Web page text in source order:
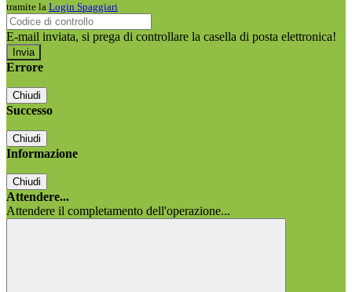
tramite la Login Spaggiari
E-mail inviata, si prega di controllare la casella di posta elettronica!
Errore
Chiudi
Successo
Chiudi
Informazione
Chiudi
Attendere...
Attendere il completamento dell'operazione...